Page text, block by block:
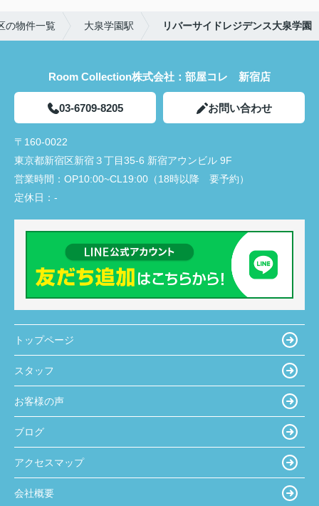
の物件一覧 大泉学園駅 リバーサイドレジデンス大泉学園
Room Collection株式会社：部屋コレ 新宿店
03-6709-8205 お問い合わせ
〒160-0022
東京都新宿区新宿３丁目35-6 新宿アウンビル 9F
営業時間： OP10:00~CL19:00（18時以降 要予約）
定休日： -
トップページ
スタッフ
お客様の声
ブログ
アクセスマップ
会社概要